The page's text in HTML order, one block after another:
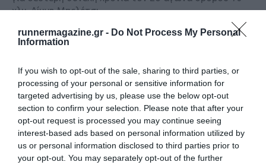
runnermagazine.gr - Do Not Process My Personal
Information
If you wish to opt-out of the sale, sharing to third parties, or
processing of your personal or sensitive information for
targeted advertising by us, please use the below opt-out
section to confirm your selection. Please note that after your
opt-out request is processed you may continue seeing
interest-based ads based on personal information utilized by
us or personal information disclosed to third parties prior to
your opt-out. You may separately opt-out of the further
χλμ. Λίμνη Μπελέτσι.